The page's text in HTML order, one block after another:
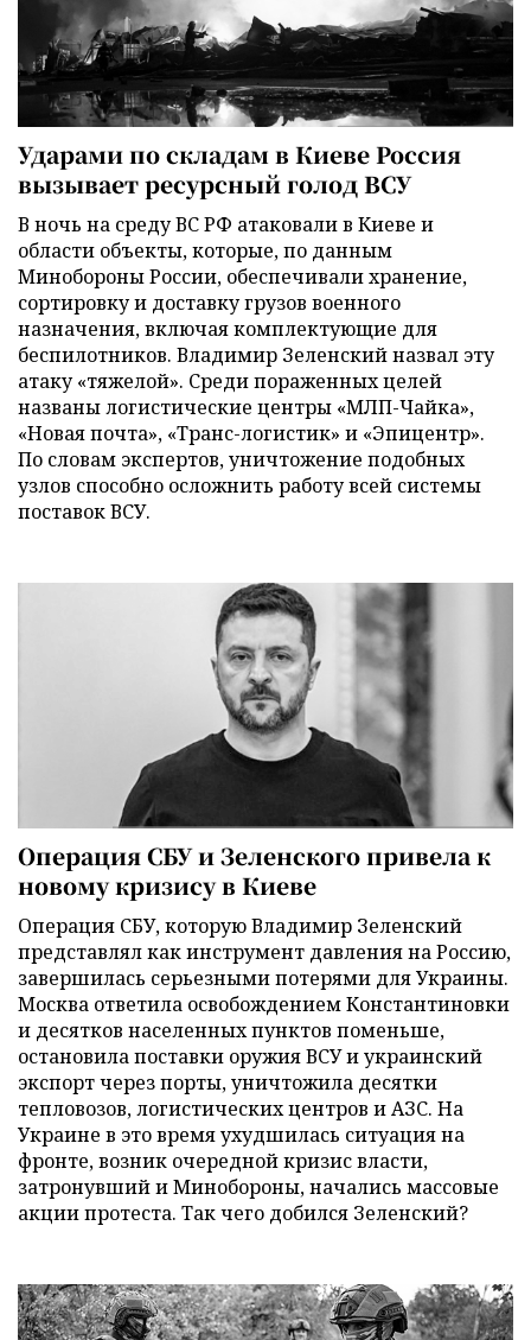
Ударами по складам в Киеве Россия
вызывает ресурсный голод ВСУ
В ночь на среду ВС РФ атаковали в Киеве и
области объекты, которые, по данным
Минобороны России, обеспечивали хранение,
сортировку и доставку грузов военного
назначения, включая комплектующие для
беспилотников. Владимир Зеленский назвал эту
атаку «тяжелой». Среди пораженных целей
названы логистические центры «МЛП-Чайка»,
«Новая почта», «Транс-логистик» и «Эпицентр».
По словам экспертов, уничтожение подобных
узлов способно осложнить работу всей системы
поставок ВСУ.
Операция СБУ и Зеленского привела к
новому кризису в Киеве
Операция СБУ, которую Владимир Зеленский
представлял как инструмент давления на Россию,
завершилась серьезными потерями для Украины.
Москва ответила освобождением Константиновки
и десятков населенных пунктов поменьше,
остановила поставки оружия ВСУ и украинский
экспорт через порты, уничтожила десятки
тепловозов, логистических центров и АЗС. На
Украине в это время ухудшилась ситуация на
фронте, возник очередной кризис власти,
затронувший и Минобороны, начались массовые
акции протеста. Так чего добился Зеленский?